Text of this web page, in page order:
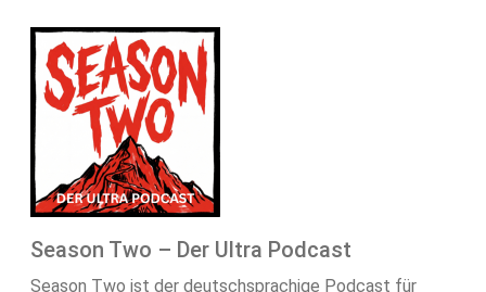
Season Two – Der Ultra Podcast
Season Two ist der deutschsprachige Podcast für